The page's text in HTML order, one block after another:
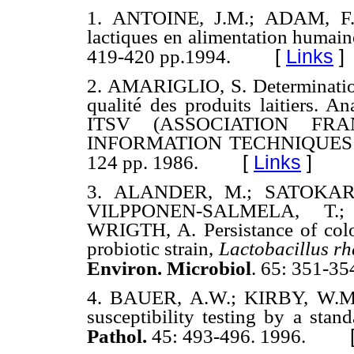
1. ANTOINE, J.M.; ADAM,
lactiques en alimentation
419-420 pp.1994. [ Links ]
2. AMARIGLIO, S.
qualité des produits laitiers.
ITSV (ASSOCIATION
INFORMATION
124 pp. 1986. [ Links ]
3. ALANDER, M.;
VILPPONEN-SALMELA,
WRIGTH, A. Persistance of
probiotic strain, Lactobacillus
Environ. Microbiol. 65: 351-
4. BAUER, A.W.; KIRBY,
susceptibility testing by a
Pathol. 45: 493-496. 1996.